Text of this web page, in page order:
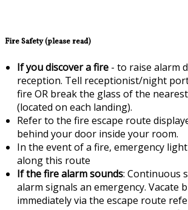
Fire Safety (please read)
If you discover a fire - to raise alarm
reception. Tell receptionist/night
fire OR break the glass of the
(located on each landing).
Refer to the fire escape route
behind your door inside your room.
In the event of a fire, emergency
along this route
If the fire alarm sounds: Continuous
alarm signals an emergency. Vacate
immediately via the escape route